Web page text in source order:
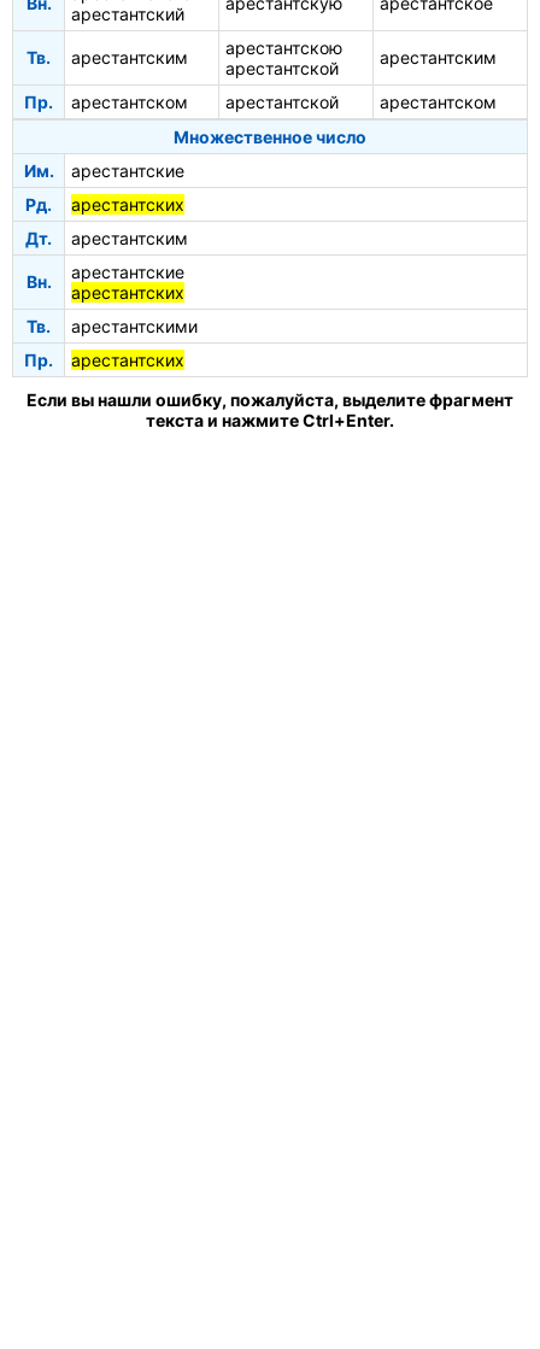
арестантский
Тв. арестантским
арестантскою
арестантской
арестантским
Пр. арестантском арестантской
арестантском
Множественное число
Им.
арестантские
Рд.
арестантских
Дт.
арестантским
Вн.
арестантские
арестантских
Тв.
арестантскими
Пр.
арестантских
Если вы нашли ошибку, пожалуйста, выделите фрагмент
текста и нажмите Ctrl+Enter.